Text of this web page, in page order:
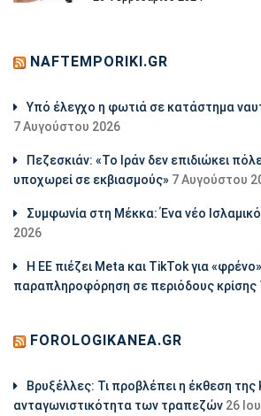
NAFTEMPORIKI.GR
Υπό έλεγχο η φωτιά σε κατάστημα
7 Αυγούστου 2026
Πεζεσκιάν: «Το Ιράν δεν επιδιώκει
υποχωρεί σε εκβιασμούς» 7 Αυγούστου
Συμφωνία στη Μέκκα: Ένα νέο
2026
Η ΕΕ πιέζει Meta και TikTok για
παραπληροφόρηση σε περιόδους κρίσης
FOROLOGIKANEA.GR
Βρυξέλλες: Τι προβλέπει η έκθεση της
ανταγωνιστικότητα των τραπεζών 26